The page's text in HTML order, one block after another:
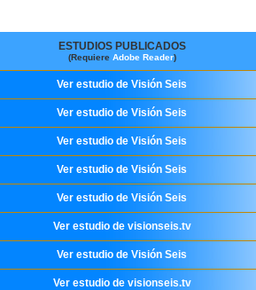
ESTUDIOS PUBLICADOS
(Requiere Adobe Reader)
Ver estudio de Visión Seis
Ver estudio de Visión Seis
Ver estudio de Visión Seis
Ver estudio de Visión Seis
Ver estudio de Visión Seis
Ver estudio de visionseis.tv
Ver estudio de Visión Seis
Ver estudio de visionseis.tv